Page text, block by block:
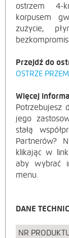
ostrzem 4-
korpusem
zużycie,
Przejdź do
OSTRZE
Więcej
Potrzebujesz
jego
stałą
Partnerów?
klikając w link
aby wybrać
menu.
DANE
NR